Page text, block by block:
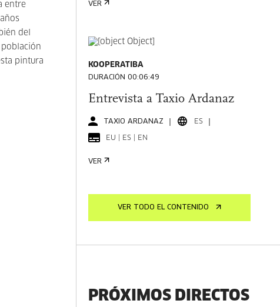
entre
del
pintura
VER
KOOPERATIBA
DURACIÓN 00:06:49
Entrevista a Taxio Ardanaz
TAXIO ARDANAZ ES
EU | ES | EN
VER
VER TODO EL CONTENIDO
PRÓXIMOS DIRECTOS